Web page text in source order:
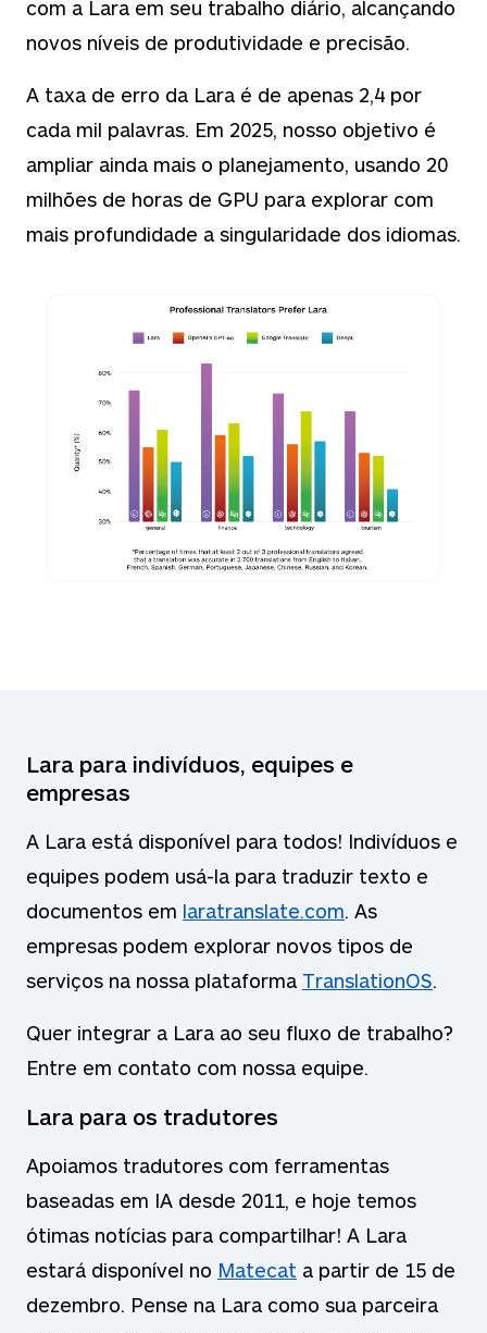
com a Lara em seu trabalho diário, alcançando
novos níveis de produtividade e precisão.
A taxa de erro da Lara é de apenas 2,4 por
cada mil palavras. Em 2025, nosso objetivo é
ampliar ainda mais o planejamento, usando 20
milhões de horas de GPU para explorar com
mais profundidade a singularidade dos idiomas.
Lara para indivíduos, equipes e
empresas
A Lara está disponível para todos! Indivíduos e
equipes podem usá-la para traduzir texto e
documentos em laratranslate.com. As
empresas podem explorar novos tipos de
serviços na nossa plataforma TranslationOS.
Quer integrar a Lara ao seu fluxo de trabalho?
Entre em contato com nossa equipe.
Lara para os tradutores
Apoiamos tradutores com ferramentas
baseadas em IA desde 2011, e hoje temos
ótimas notícias para compartilhar! A Lara
estará disponível no Matecat a partir de 15 de
dezembro. Pense na Lara como sua parceira